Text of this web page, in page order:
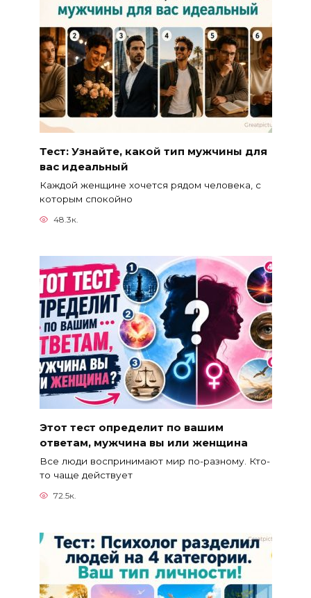
Тест: Узнайте, какой тип мужчины для
вас идеальный
Каждой женщине хочется рядом человека, с
которым спокойно
48.3к.
Этот тест определит по вашим
ответам, мужчина вы или женщина
Все люди воспринимают мир по-разному. Кто-
то чаще действует
72.5к.